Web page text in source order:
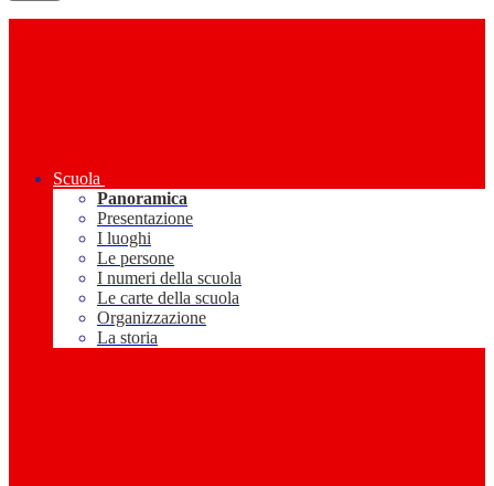
Scuola
Panoramica
Presentazione
I luoghi
Le persone
I numeri della scuola
Le carte della scuola
Organizzazione
La storia